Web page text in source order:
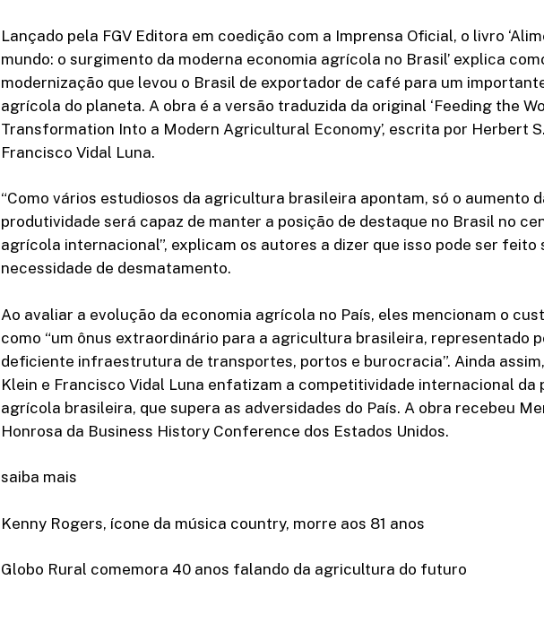
Lançado pela FGV Editora em coedição com a Imprensa Oficial, o livro
mundo: o surgimento da moderna economia agrícola no Brasil’ explica
modernização que levou o Brasil de exportador de café para um
agrícola do planeta. A obra é a versão traduzida da original ‘Feeding the
Transformation Into a Modern Agricultural Economy’, escrita por Herbert
Francisco Vidal Luna.
“Como vários estudiosos da agricultura brasileira apontam, só o aumento
produtividade será capaz de manter a posição de destaque no Brasil no
agrícola internacional”, explicam os autores a dizer que isso pode ser feito
necessidade de desmatamento.
Ao avaliar a evolução da economia agrícola no País, eles mencionam o
como “um ônus extraordinário para a agricultura brasileira, representado
deficiente infraestrutura de transportes, portos e burocracia”. Ainda
Klein e Francisco Vidal Luna enfatizam a competitividade internacional da
agrícola brasileira, que supera as adversidades do País. A obra recebeu
Honrosa da Business History Conference dos Estados Unidos.
saiba mais
Kenny Rogers, ícone da música country, morre aos 81 anos
Globo Rural comemora 40 anos falando da agricultura do futuro